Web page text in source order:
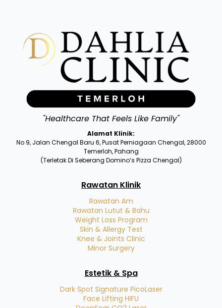
"Healthcare That Feels Like Family"
Alamat Klinik:
No 9, Jalan Chengal Baru 6, Pusat Perniagaan Chengal, 28000
Temerloh, Pahang
(Terletak Di Seberang Domino’s Pizza Chengal)
Rawatan Klinik
Rawatan Am
Rawatan Lutut & Bahu
Weight Loss Program
Skin & Allergy Test
Knee & Joints Clinic
Minor Surgery
Estetik & Spa
Dark Spot Signature PicoLaser
Face Lifting HIFU